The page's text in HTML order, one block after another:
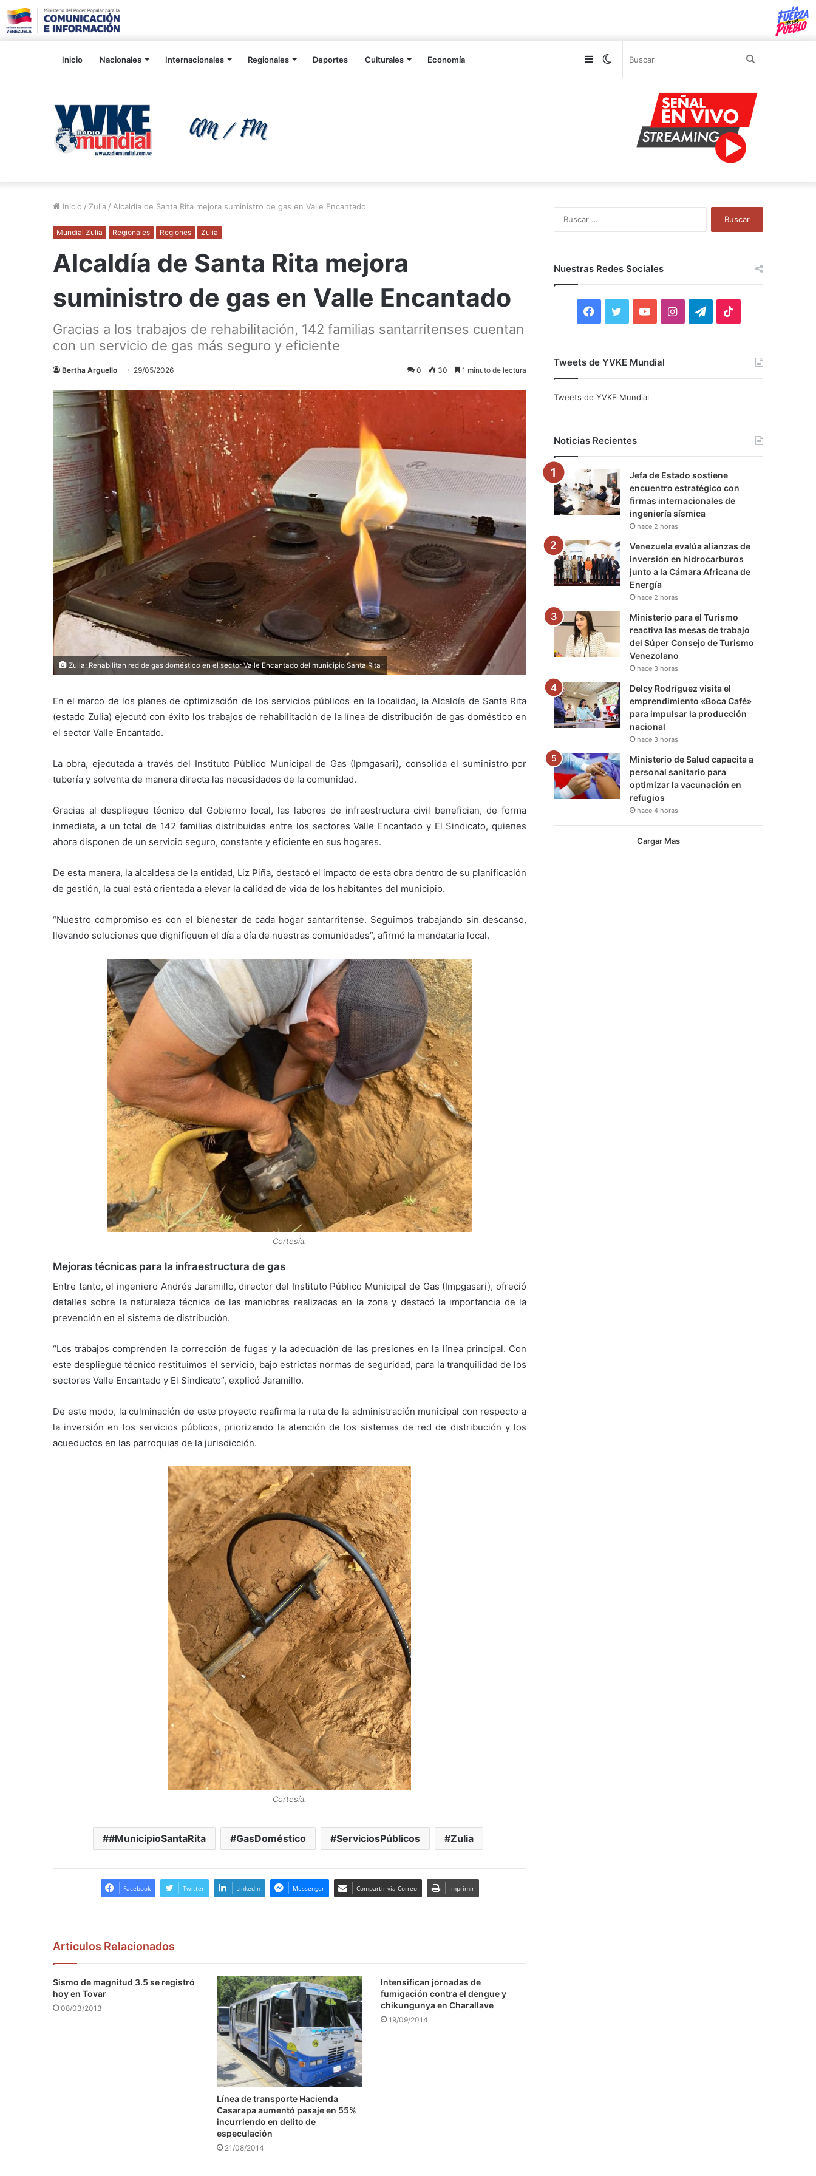
Inicio Nacionales Internacionales Regionales Deportes Culturales Economía Switch
Sidebar
Inicio / Zulia / Alcaldía de Santa Rita mejora suministro de gas en Valle Encantado
Mundial Zulia Regionales Regiones Zulia
Alcaldía de Santa Rita mejora
suministro de gas en Valle Encantado
Gracias a los trabajos de rehabilitación, 142 familias santarritenses cuentan
con un servicio de gas más seguro y eficiente
Bertha Arguello 29/05/2026 0 30 1 minuto de lectura
Zulia: Rehabilitan red de gas doméstico en el sector Valle Encantado del municipio Santa Rita
En el marco de los planes de optimización de los servicios públicos en la localidad, la Alcaldía de Santa Rita
(estado Zulia) ejecutó con éxito los trabajos de rehabilitación de la línea de distribución de gas doméstico en
el sector Valle Encantado.
La obra, ejecutada a través del Instituto Público Municipal de Gas (Ipmgasari), consolida el suministro por
tubería y solventa de manera directa las necesidades de la comunidad.
Gracias al despliegue técnico del Gobierno local, las labores de infraestructura civil benefician, de forma
inmediata, a un total de 142 familias distribuidas entre los sectores Valle Encantado y El Sindicato, quienes
ahora disponen de un servicio seguro, constante y eficiente en sus hogares.
De esta manera, la alcaldesa de la entidad, Liz Piña, destacó el impacto de esta obra dentro de su planificación
de gestión, la cual está orientada a elevar la calidad de vida de los habitantes del municipio.
“Nuestro compromiso es con el bienestar de cada hogar santarritense. Seguimos trabajando sin descanso,
llevando soluciones que dignifiquen el día a día de nuestras comunidades”, afirmó la mandataria local.
Cortesía.
Mejoras técnicas para la infraestructura de gas
Entre tanto, el ingeniero Andrés Jaramillo, director del Instituto Público Municipal de Gas (Impgasari), ofreció
detalles sobre la naturaleza técnica de las maniobras realizadas en la zona y destacó la importancia de la
prevención en el sistema de distribución.
“Los trabajos comprenden la corrección de fugas y la adecuación de las presiones en la línea principal. Con
este despliegue técnico restituimos el servicio, bajo estrictas normas de seguridad, para la tranquilidad de los
sectores Valle Encantado y El Sindicato”, explicó Jaramillo.
De este modo, la culminación de este proyecto reafirma la ruta de la administración municipal con respecto a
la inversión en los servicios públicos, priorizando la atención de los sistemas de red de distribución y los
acueductos en las parroquias de la jurisdicción.
Cortesía.
#MunicipioSantaRita GasDoméstico ServiciosPúblicos Zulia
Facebook Twitter LinkedIn Messenger Compartir via Correo Imprimir
Articulos Relacionados
Sismo de magnitud 3.5 se registró
hoy en Tovar
08/03/2013
Línea de transporte Hacienda
Casarapa aumentó pasaje en 55%
incurriendo en delito de
especulación
21/08/2014
Intensifican jornadas de
fumigación contra el dengue y
chikungunya en Charallave
19/09/2014
Nuestras Redes Sociales
F
c
o
i
r
Y
u
e
I
r
a
m
T
a
m
Tweets de YVKE Mundial
Tweets de YVKE Mundial
Noticias Recientes
Jefa de Estado sostiene
encuentro estratégico con
firmas internacionales de
ingeniería sísmica
hace 2 horas
Venezuela evalúa alianzas de
inversión en hidrocarburos
junto a la Cámara Africana de
Energía
hace 2 horas
Ministerio para el Turismo
reactiva las mesas de trabajo
del Súper Consejo de Turismo
Venezolano
hace 3 horas
Delcy Rodríguez visita el
emprendimiento «Boca Café»
para impulsar la producción
nacional
hace 3 horas
Ministerio de Salud capacita a
personal sanitario para
optimizar la vacunación en
refugios
hace 4 horas
Cargar Mas